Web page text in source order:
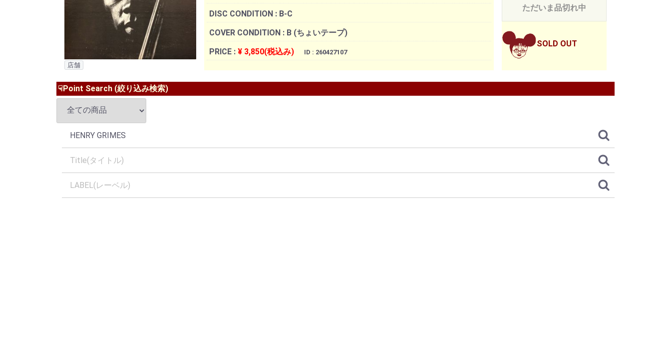
店舗
DISC CONDITION : B-C
COVER CONDITION : B (ちょいテープ)
PRICE : ¥ 3,850(税込み) ID : 260427107
ただいま品切れ中
SOLD OUT
☟Point Search (絞り込み検索)